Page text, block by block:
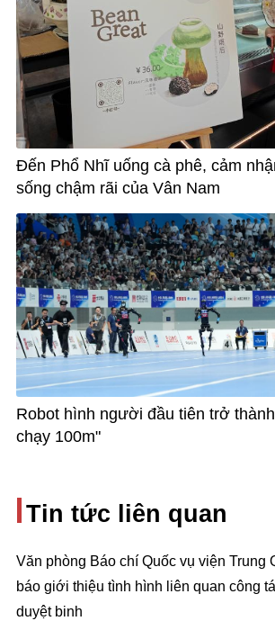
Đến Phổ Nhĩ uống cà phê, cảm
sống chậm rãi của Vân Nam
Robot hình người đầu tiên trở
chạy 100m"
Tin tức liên quan
Văn phòng Báo chí Quốc vụ viện Trung
báo giới thiệu tình hình liên quan công
duyệt binh